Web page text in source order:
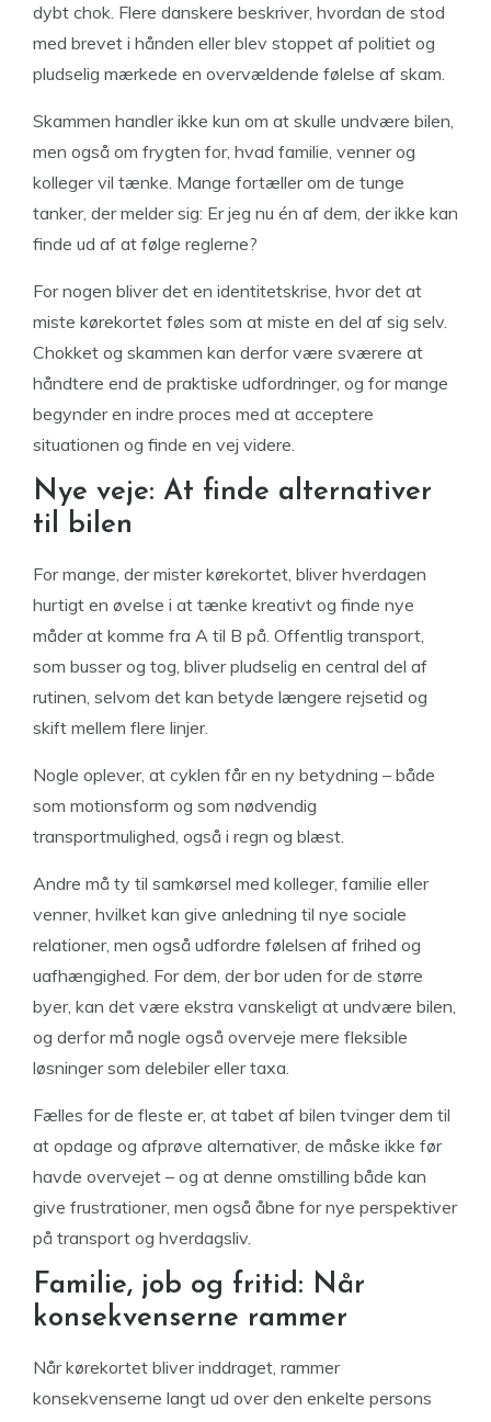
dybt chok. Flere danskere beskriver, hvordan de stod
med brevet i hånden eller blev stoppet af politiet og
pludselig mærkede en overvældende følelse af skam.
Skammen handler ikke kun om at skulle undvære bilen,
men også om frygten for, hvad familie, venner og
kolleger vil tænke. Mange fortæller om de tunge
tanker, der melder sig: Er jeg nu én af dem, der ikke kan
finde ud af at følge reglerne?
For nogen bliver det en identitetskrise, hvor det at
miste kørekortet føles som at miste en del af sig selv.
Chokket og skammen kan derfor være sværere at
håndtere end de praktiske udfordringer, og for mange
begynder en indre proces med at acceptere
situationen og finde en vej videre.
Nye veje: At finde alternativer
til bilen
For mange, der mister kørekortet, bliver hverdagen
hurtigt en øvelse i at tænke kreativt og finde nye
måder at komme fra A til B på. Offentlig transport,
som busser og tog, bliver pludselig en central del af
rutinen, selvom det kan betyde længere rejsetid og
skift mellem flere linjer.
Nogle oplever, at cyklen får en ny betydning – både
som motionsform og som nødvendig
transportmulighed, også i regn og blæst.
Andre må ty til samkørsel med kolleger, familie eller
venner, hvilket kan give anledning til nye sociale
relationer, men også udfordre følelsen af frihed og
uafhængighed. For dem, der bor uden for de større
byer, kan det være ekstra vanskeligt at undvære bilen,
og derfor må nogle også overveje mere fleksible
løsninger som delebiler eller taxa.
Fælles for de fleste er, at tabet af bilen tvinger dem til
at opdage og afprøve alternativer, de måske ikke før
havde overvejet – og at denne omstilling både kan
give frustrationer, men også åbne for nye perspektiver
på transport og hverdagsliv.
Familie, job og fritid: Når
konsekvenserne rammer
Når kørekortet bliver inddraget, rammer
konsekvenserne langt ud over den enkelte persons